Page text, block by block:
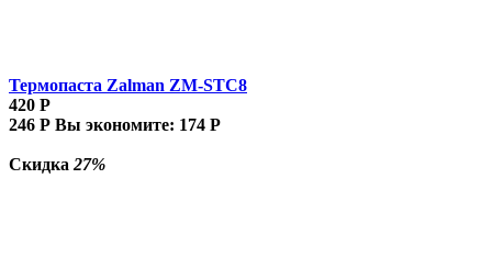
Термопаста Zalman ZM-STC8
420 Р
246 Р Вы экономите: 174 Р
Скидка 27%